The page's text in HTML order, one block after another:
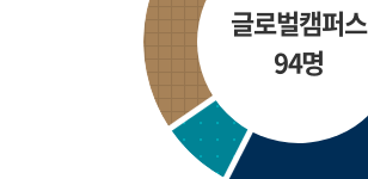
글로벌캠퍼스
94명